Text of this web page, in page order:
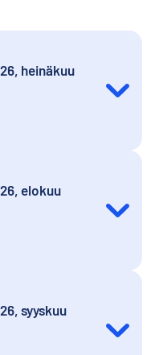
heinäkuu
elokuu
syyskuu